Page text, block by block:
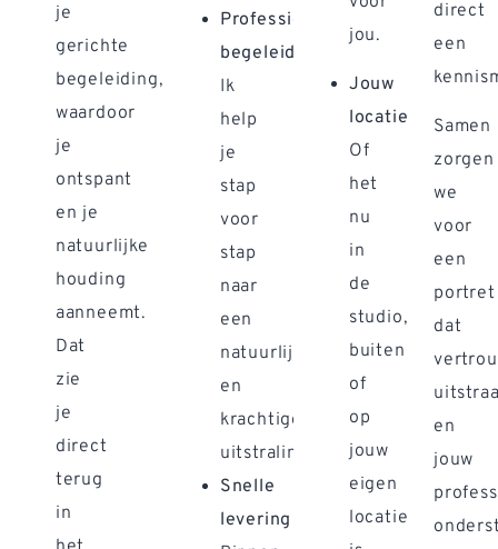
je
gerichte
begeleiding,
waardoor
je
ontspant
en je
natuurlijke
houding
aanneemt.
Dat
zie
je
direct
terug
in
Professionele
begeleiding
Ik
help
je
stap
voor
stap
naar
een
natuurlijke
en
krachtige
uitstraling.
Snelle
levering
jou.
Jouw
locatie
Of
het
nu
in
de
studio,
buiten
of
op
jouw
eigen
locatie
direct
een
Samen
zorgen
we
voor
een
portret
dat
en
jouw